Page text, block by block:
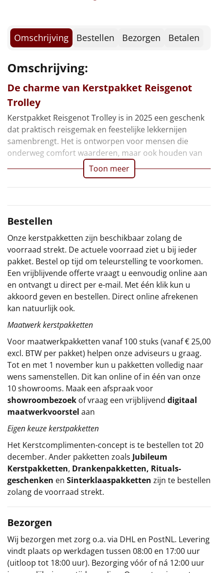
Alle artikelen
Ideeën
Personeel
Doe het zelf
Sinterklaaspakketten
Relatiegeschenken
Cadeaubon
Per stuk
Alle overige
Omschrijving Bestellen Bezorgen Betalen
Omschrijving:
De charme van Kerstpakket Reisgenot
Trolley
Kerstpakket Reisgenot Trolley is in 2025 een geschenk
dat praktisch reisgemak en feestelijke lekkernijen
samenbrengt. Het is ontworpen voor mensen die
onderweg comfort waarderen, maar ook houden van
Toon meer
Bestellen
Onze kerstpakketten zijn beschikbaar zolang de
voorraad strekt. De actuele voorraad ziet u bij ieder
pakket. Bestel op tijd om teleurstelling te voorkomen.
Een vrijblijvende offerte vraagt u eenvoudig online aan
en ontvangt u direct per e-mail. Met één klik kun u
akkoord geven en bestellen. Direct online afrekenen
kan natuurlijk ook.
Maatwerk kerstpakketten
Voor maatwerkpakketten vanaf 100 stuks (vanaf € 25,00
excl. BTW per pakket) helpen onze adviseurs u graag.
Tot en met 1 november kun u pakketten volledig naar
wens samenstellen. Dit kan online of in één van onze
10 showrooms. Maak een afspraak voor
showroombezoek of vraag een vrijblijvend digitaal
maatwerkvoorstel aan
Eigen keuze kerstpakketten
Het Kerstcomplimenten-concept is te bestellen tot 20
december. Ander pakketten zoals Jubileum
Kerstpakketten, Drankenpakketten, Rituals-
geschenken en Sinterklaaspakketten zijn te bestellen
zolang de voorraad strekt.
Bezorgen
Wij bezorgen met zorg o.a. via DHL en PostNL. Levering
vindt plaats op werkdagen tussen 08:00 en 17:00 uur
(uitloop tot 18:00 uur). Bezorging vóór of ná 12:00 uur